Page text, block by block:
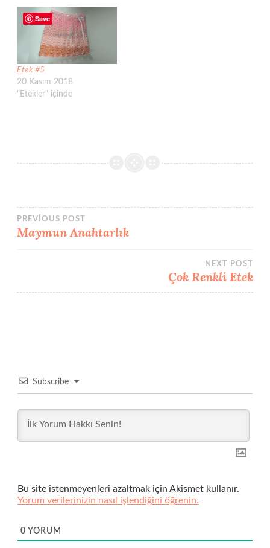
Etek #5
20 Kasım 2018
"Etekler" içinde
Yazı
PREVIOUS POST
Maymun Anahtarlık
NEXT POST
Çok Renkli Etek
Subscribe
Bu site istenmeyenleri azaltmak için Akismet kullanır.
Yorum verilerinizin nasıl işlendiğini öğrenin.
0 YORUM
Save